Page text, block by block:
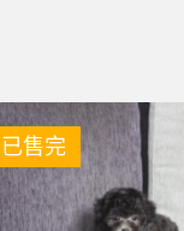
已售完